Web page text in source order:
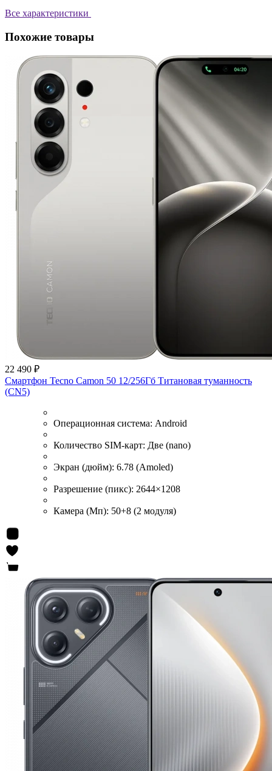
Все характеристики
Похожие товары
22 490 ₽
Смартфон Tecno Camon 50 12/256Гб Титановая туманность
(CN5)
Операционная система: Android
Количество SIM-карт: Две (nano)
Экран (дюйм): 6.78 (Amoled)
Разрешение (пикс): 2644×1208
Камера (Мп): 50+8 (2 модуля)